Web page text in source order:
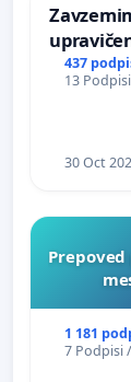
437
13
30 Oct
1 181
7 Podpisi